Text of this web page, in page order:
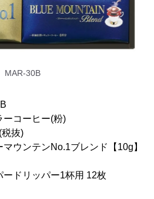
MAR-30B
ーヒー(粉)
抜)
テンNo.1ブレンド【10g】
パー1杯用 12枚